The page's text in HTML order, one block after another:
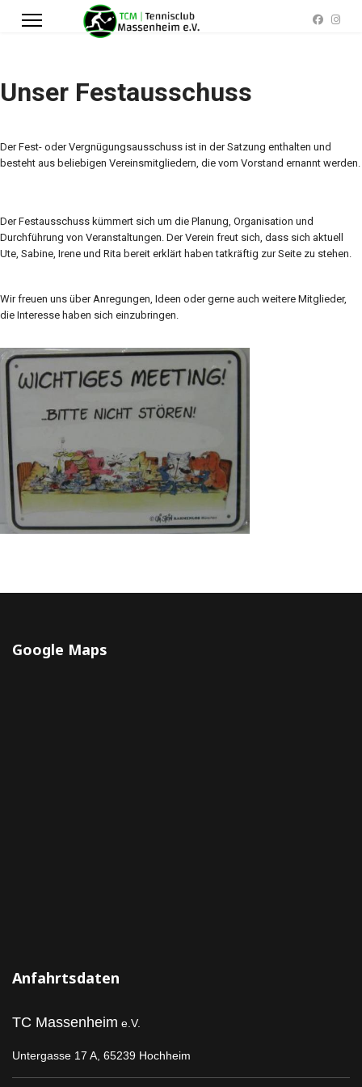
Unser Festausschuss
Der Fest- oder Vergnügungsausschuss ist in der Satzung enthalten und
besteht aus beliebigen Vereinsmitgliedern, die vom Vorstand ernannt werden.
Der Festausschuss kümmert sich um die Planung, Organisation und
Durchführung von Veranstaltungen. Der Verein freut sich, dass sich aktuell
Ute, Sabine, Irene und Rita bereit erklärt haben tatkräftig zur Seite zu stehen.
Wir freuen uns über Anregungen, Ideen oder gerne auch weitere Mitglieder,
die Interesse haben sich einzubringen.
Google Maps
Anfahrtsdaten
TC Massenheim e.V.
Untergasse 17 A, 65239 Hochheim